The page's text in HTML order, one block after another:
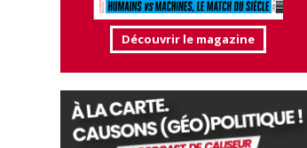
Découvrir le magazine